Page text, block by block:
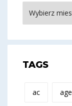
TAGS
ac